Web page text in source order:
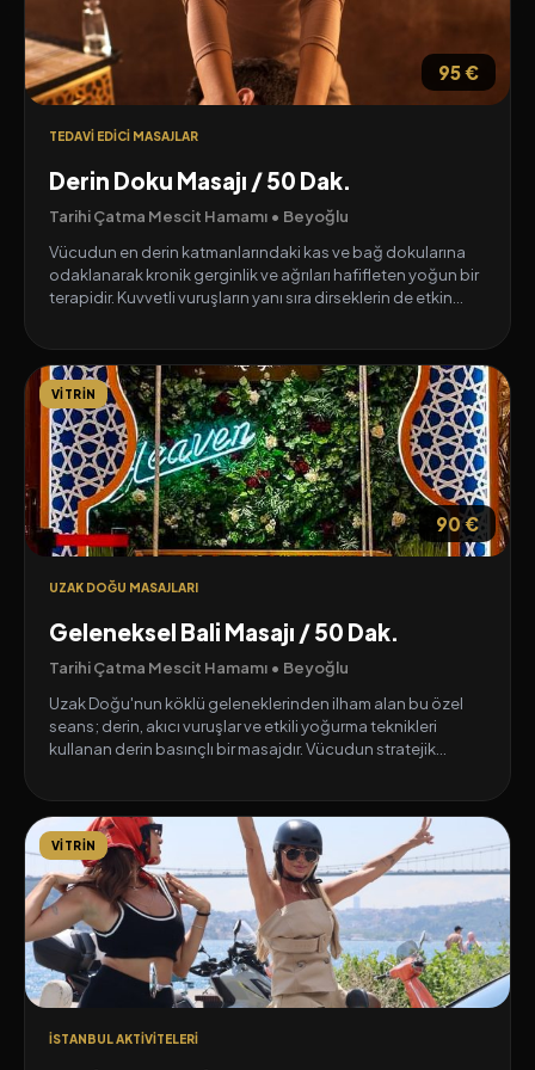
95 €
TEDAVI EDICI MASAJLAR
Derin Doku Masajı / 50 Dak.
Tarihi Çatma Mescit Hamamı • Beyoğlu
Vücudun en derin katmanlarındaki kas ve bağ dokularına
odaklanarak kronik gerginlik ve ağrıları hafifleten yoğun bir
terapidir. Kuvvetli vuruşların yanı sıra dirseklerin de etkin
rahatlatır. Uygulanan her stratejik hareket, bedendeki en
zorlayıcı noktaları bularak kan dolaşımını canlandırır, stresin
olumsuz etkilerini ortadan kaldırır ve ruhsal huzuru
destekleyerek sizi adeta yeniden yaratır.
VITRIN
90 €
UZAK DOĞU MASAJLARI
Geleneksel Bali Masajı / 50 Dak.
Tarihi Çatma Mescit Hamamı • Beyoğlu
Uzak Doğu'nun köklü geleneklerinden ilham alan bu özel
seans; derin, akıcı vuruşlar ve etkili yoğurma teknikleri
kullanan derin basınçlı bir masajdır. Vücudun stratejik
giderilmesine, kan dolaşımının hızlanmasına ve vücuttaki
enerji akışının dengelenmesine yardımcı olur. Seans
sonunda kendinizi tamamen rahatlamış, yenilenmiş ve taze
bir enerjiyle dolmuş hissedeceksiniz.
VITRIN
İSTANBUL AKTIVITELERI